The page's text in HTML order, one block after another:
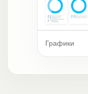
Графики